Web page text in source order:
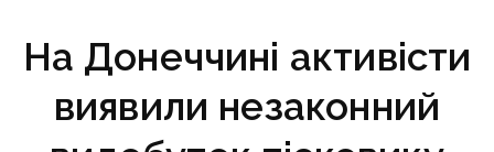
На Донеччині активісти
виявили незаконний